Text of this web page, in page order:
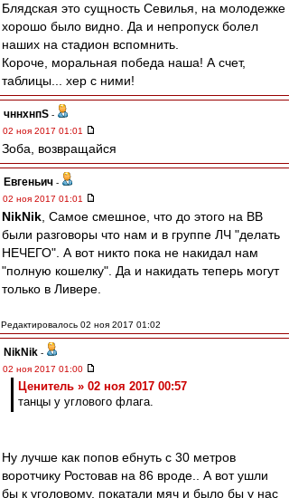
Блядская это сущность Севилья, на молодежке
хорошо было видно. Да и непропуск болел
наших на стадион вспомнить.
Короче, моральная победа наша! А счет,
таблицы... хер с ними!
чннхнпS -
02 ноя 2017 01:01
Зоба, возвращайся
Евгеньич -
02 ноя 2017 01:01
NikNik , Самое смешное, что до этого на ВВ
были разговоры что нам и в группе ЛЧ "делать
НЕЧЕГО". А вот никто пока не накидал нам
"полную кошелку". Да и накидать теперь могут
только в Ливере.
Редактировалось 02 ноя 2017 01:02
NikNik -
02 ноя 2017 01:00
Ценитель » 02 ноя 2017 00:57
танцы у углового флага.
Ну лучше как попов ебнуть с 30 метров
воротчику Ростовав на 86 вроде.. А вот ушли
бы к уголовому, покатали мяч и было бы у нас